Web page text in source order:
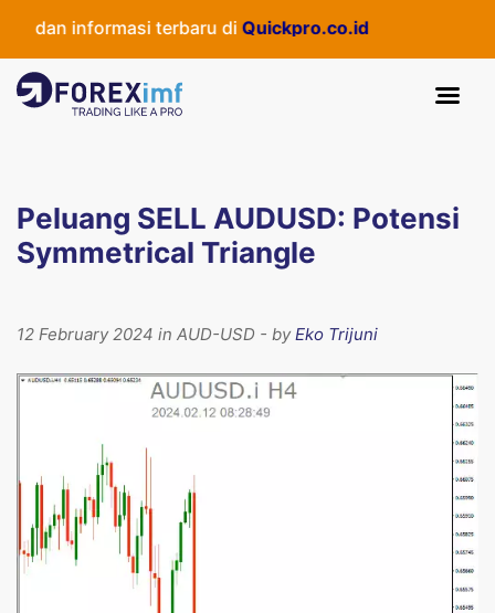
dan informasi terbaru di Quickpro.co.id
Peluang SELL AUDUSD: Potensi
Symmetrical Triangle
12 February 2024 in AUD-USD - byEko Trijuni